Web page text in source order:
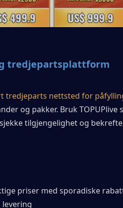
tredjepartsplattform
tredjeparts nettsted for
og pakker. Bruk TOPUPlive
tilgjengelighet og
priser med sporadiske
levering